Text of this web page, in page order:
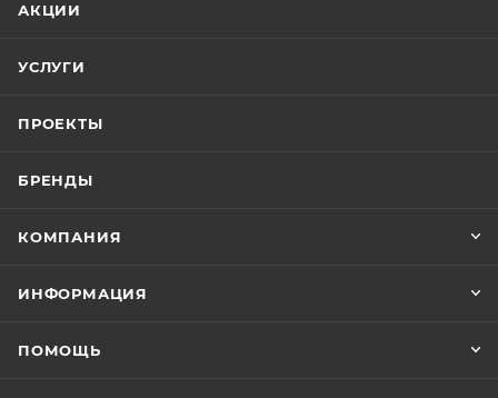
АКЦИИ
УСЛУГИ
ПРОЕКТЫ
БРЕНДЫ
КОМПАНИЯ
ИНФОРМАЦИЯ
ПОМОЩЬ